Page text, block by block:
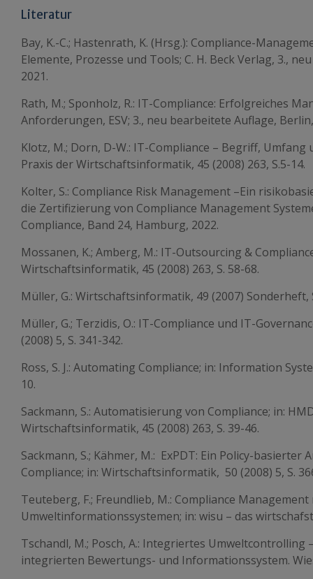
Literatur
Bay, K.-C.; Hastenrath, K. (Hrsg.): Compliance-
Elemente, Prozesse und Tools; C. H. Beck Verlag, 3.,
2021.
Rath, M.; Sponholz, R.: IT-Compliance: Erfolgreiches
Anforderungen, ESV; 3., neu bearbeitete Auflage,
Klotz, M.; Dorn, D-W.: IT-Compliance – Begriff,
Praxis der Wirtschaftsinformatik, 45 (2008) 263, S.5-14.
Kolter, S.: Compliance Risk Management –Ein
die Zertifizierung von Compliance Management
Compliance, Band 24, Hamburg, 2022.
Mossanen, K.; Amberg, M.: IT-Outsourcing &
Wirtschaftsinformatik, 45 (2008) 263, S. 58-68.
Müller, G.: Wirtschaftsinformatik, 49 (2007) Sonderheft,
Müller, G.; Terzidis, O.: IT-Compliance und IT-
(2008) 5, S. 341-342.
Ross, S. J.: Automating Compliance; in: Information
10.
Sackmann, S.: Automatisierung von Compliance; in:
Wirtschaftsinformatik, 45 (2008) 263, S. 39-46.
Sackmann, S.; Kähmer, M.: ExPDT: Ein Policy-
Compliance; in: Wirtschaftsinformatik, 50 (2008) 5, S.
Teuteberg, F.; Freundlieb, M.: Compliance
Umweltinformationssystemen; in: wisu – das
Tschandl, M.; Posch, A.: Integriertes Umweltcontrolling
integrierten Bewertungs- und Informationssystem.